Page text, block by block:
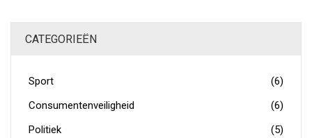
CATEGORIEËN
Sport
(6)
Consumentenveiligheid
(6)
Politiek
(5)